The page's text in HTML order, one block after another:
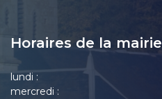
Horaires de la mairie
lundi :
mercredi :